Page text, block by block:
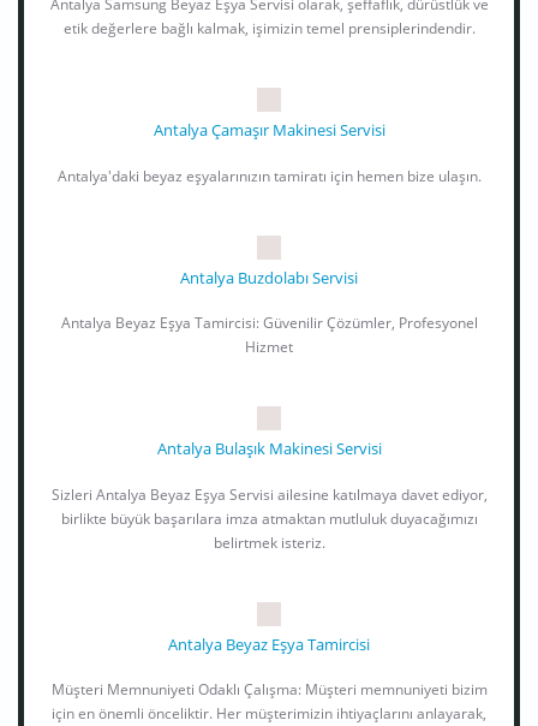
Antalya Samsung Beyaz Eşya Servisi olarak, şeffaflık, dürüstlük ve
etik değerlere bağlı kalmak, işimizin temel prensiplerindendir.
Antalya Çamaşır Makinesi Servisi
Antalya'daki beyaz eşyalarınızın tamiratı için hemen bize ulaşın.
Antalya Buzdolabı Servisi
Antalya Beyaz Eşya Tamircisi: Güvenilir Çözümler, Profesyonel
Hizmet
Antalya Bulaşık Makinesi Servisi
Sizleri Antalya Beyaz Eşya Servisi ailesine katılmaya davet ediyor,
birlikte büyük başarılara imza atmaktan mutluluk duyacağımızı
belirtmek isteriz.
Antalya Beyaz Eşya Tamircisi
Müşteri Memnuniyeti Odaklı Çalışma: Müşteri memnuniyeti bizim
için en önemli önceliktir. Her müşterimizin ihtiyaçlarını anlayarak,